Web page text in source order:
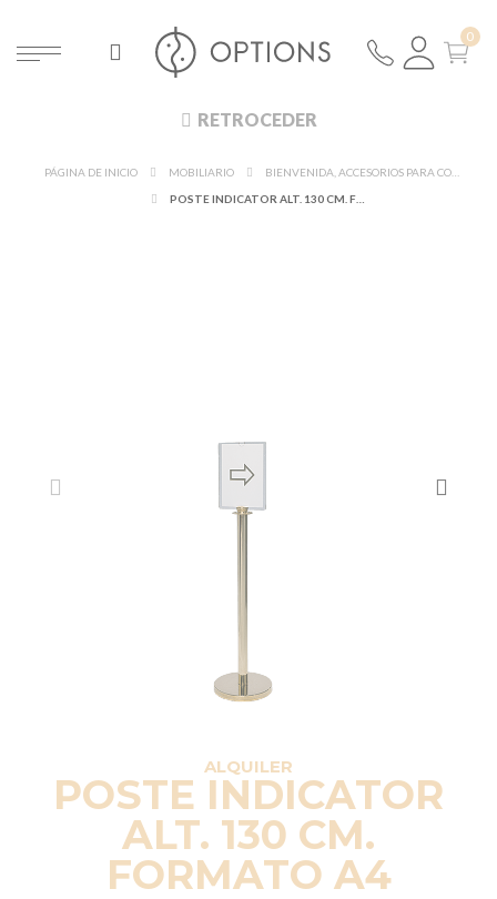
RETROCEDER
PÁGINA DE INICIO MOBILIARIO
BIENVENIDA, ACCESORIOS PARA CONFERENCIAS
ALQUILER
POSTE INDICATOR
ALT. 130 CM.
FORMATO A4